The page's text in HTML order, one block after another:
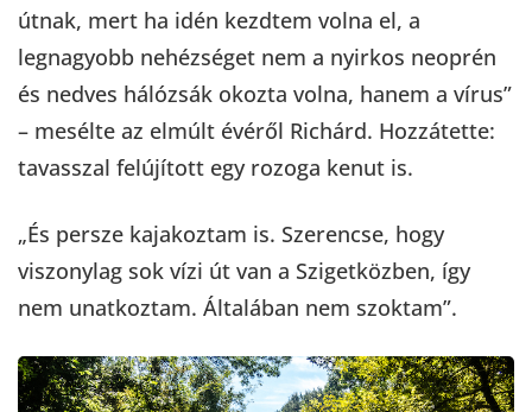
útnak, mert ha idén kezdtem volna el, a
legnagyobb nehézséget nem a nyirkos neoprén
és nedves hálózsák okozta volna, hanem a vírus”
– mesélte az elmúlt évéről Richárd. Hozzátette:
tavasszal felújított egy rozoga kenut is.
„És persze kajakoztam is. Szerencse, hogy
viszonylag sok vízi út van a Szigetközben, így
nem unatkoztam. Általában nem szoktam”.